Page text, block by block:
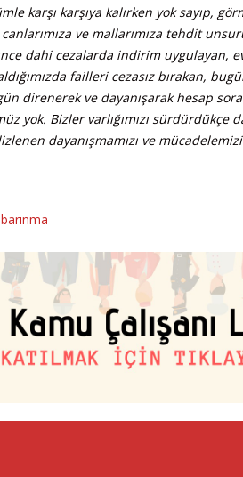
karşı karşıya kalırken yok sayıp,
ve mallarımıza tehdit
dahi cezalarda indirim uygulayan,
failleri cezasız bırakan,
direnerek ve dayanışarak hesap
yok. Bizler varlığımızı sürdürdükçe
dayanışmamızı ve
barınma